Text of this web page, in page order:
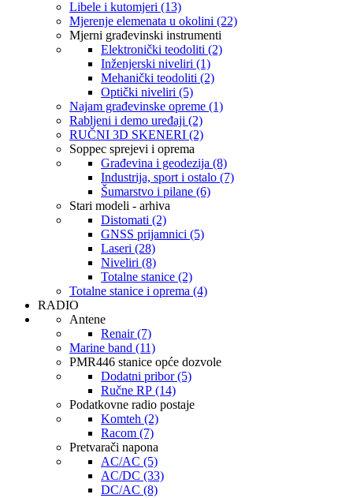
Libele i kutomjeri (13)
Mjerenje elemenata u okolini (22)
Mjerni građevinski instrumenti
Elektronički teodoliti (2)
Inženjerski niveliri (1)
Mehanički teodoliti (2)
Optički niveliri (5)
Najam građevinske opreme (1)
Rabljeni i demo uređaji (2)
RUČNI 3D SKENERI (2)
Soppec sprejevi i oprema
Građevina i geodezija (8)
Industrija, sport i ostalo (7)
Šumarstvo i pilane (6)
Stari modeli - arhiva
Distomati (2)
GNSS prijamnici (5)
Laseri (28)
Niveliri (8)
Totalne stanice (2)
Totalne stanice i oprema (4)
RADIO
Antene
Renair (7)
Marine band (11)
PMR446 stanice opće dozvole
Dodatni pribor (5)
Ručne RP (14)
Podatkovne radio postaje
Komteh (2)
Racom (7)
Pretvarači napona
AC/AC (5)
AC/DC (33)
DC/AC (8)